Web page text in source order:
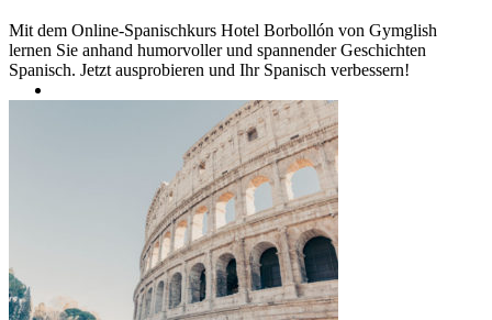
Mit dem Online-Spanischkurs Hotel Borbollón von Gymglish
lernen Sie anhand humorvoller und spannender Geschichten
Spanisch. Jetzt ausprobieren und Ihr Spanisch verbessern!